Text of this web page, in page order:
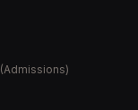
(Admissions)